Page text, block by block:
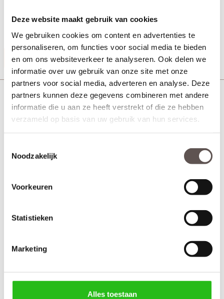
Deze website maakt gebruik van cookies
We gebruiken cookies om content en advertenties te
personaliseren, om functies voor social media te bieden
en om ons websiteverkeer te analyseren. Ook delen we
informatie over uw gebruik van onze site met onze
partners voor social media, adverteren en analyse. Deze
partners kunnen deze gegevens combineren met andere
informatie die u aan ze heeft verstrekt of die ze hebben
verzameld op basis van uw gebruik van hun services.
Noodzakelijk
Voorkeuren
Statistieken
Marketing
Alles toestaan
+ Uitvoering PVD - Mat Messing
+ Inclusief messing schroeven
Productinformatie
Deurbeslag Kogellagerscharnier ronde hoeken 76
mm
Technische gegevens
+ Kogellagerscharnier
+ Afmeting 76 x 76 - 2.4 mm